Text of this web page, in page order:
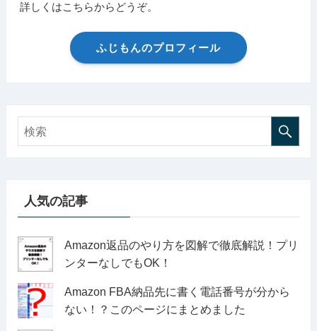
詳しくはこちらからどうぞ。
ふじもんのプロフィール
人気の記事
Amazon返品のやり方を図解で徹底解説！プリ
ンターなしでもOK！
Amazon FBA納品先に書く電話番号が分から
ない！？このページにまとめました